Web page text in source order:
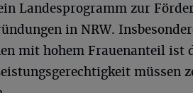
Landesprogramm zur
in NRW.
mit hohem Frauenanteil ist
müssen